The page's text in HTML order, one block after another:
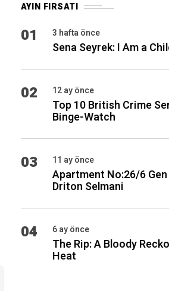
AYIN FIRSATI
01 3 hafta önce
Sena Seyrek: I Am a
02 12 ay önce
Top 10 British Crime
Binge-Watch
03 11 ay önce
Apartment No:26/6
Driton Selmani
04 6 ay önce
The Rip: A Bloody
Heat